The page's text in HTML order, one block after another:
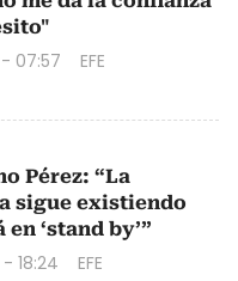
07:57 EFE
Pérez: “La
sigue existiendo
‘stand by’”
18:24 EFE